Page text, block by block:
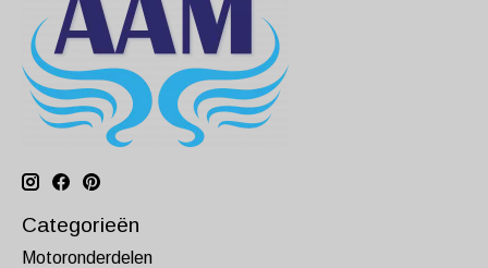
Categorieën
Motoronderdelen